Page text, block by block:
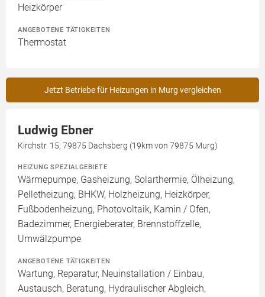
Heizkörper
ANGEBOTENE TÄTIGKEITEN
Thermostat
Jetzt Betriebe für Heizungen in Murg vergleichen
Ludwig Ebner
Kirchstr. 15, 79875 Dachsberg (19km von 79875 Murg)
HEIZUNG SPEZIALGEBIETE
Wärmepumpe, Gasheizung, Solarthermie, Ölheizung,
Pelletheizung, BHKW, Holzheizung, Heizkörper,
Fußbodenheizung, Photovoltaik, Kamin / Ofen,
Badezimmer, Energieberater, Brennstoffzelle,
Umwälzpumpe
ANGEBOTENE TÄTIGKEITEN
Wartung, Reparatur, Neuinstallation / Einbau,
Austausch, Beratung, Hydraulischer Abgleich,